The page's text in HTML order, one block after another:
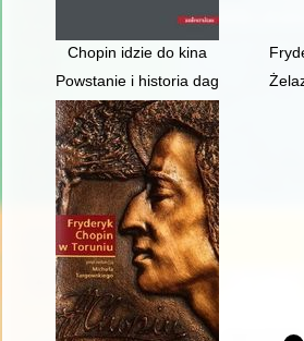
Chopin idzie do kina
Powstanie i historia